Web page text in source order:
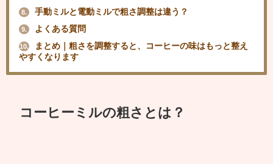
8. 手動ミルと電動ミルで粗さ調整は違う？
9. よくある質問
10.
まとめ｜粗さを調整すると、コーヒーの味はもっと整え
やすくなります
コーヒーミルの粗さとは？